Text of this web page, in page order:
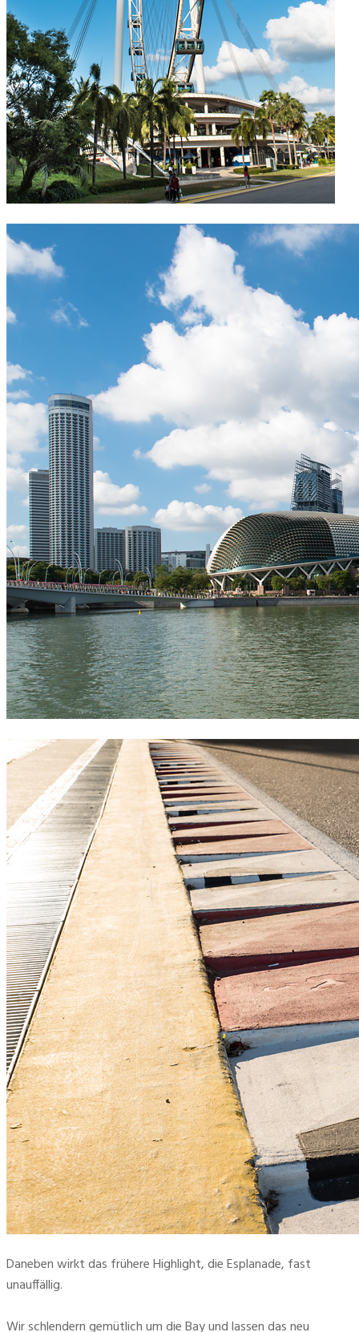
Daneben wirkt das frühere Highlight, die Esplanade, fast
unauffällig.
Wir schlendern gemütlich um die Bay und lassen das neu